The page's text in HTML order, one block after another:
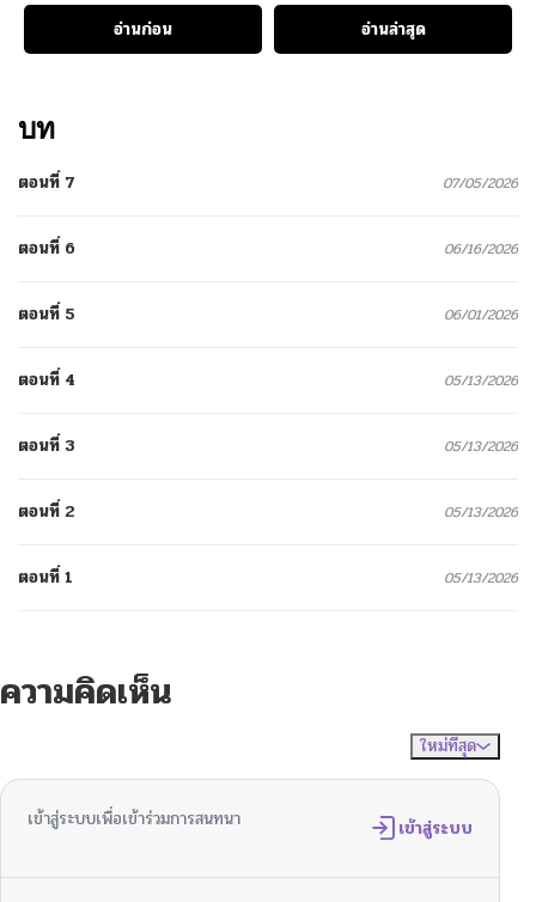
อ่านก่อน
อ่านล่าสุด
บท
ตอนที่ 7 07/05/2026
ตอนที่ 6 06/16/2026
ตอนที่ 5 06/01/2026
ตอนที่ 4 05/13/2026
ตอนที่ 3 05/13/2026
ตอนที่ 2 05/13/2026
ตอนที่ 1 05/13/2026
ความคิดเห็น
ใหม่ที่สุด
เข้าสู่ระบบเพื่อเข้าร่วมการสนทนา เข้าสู่ระบบ